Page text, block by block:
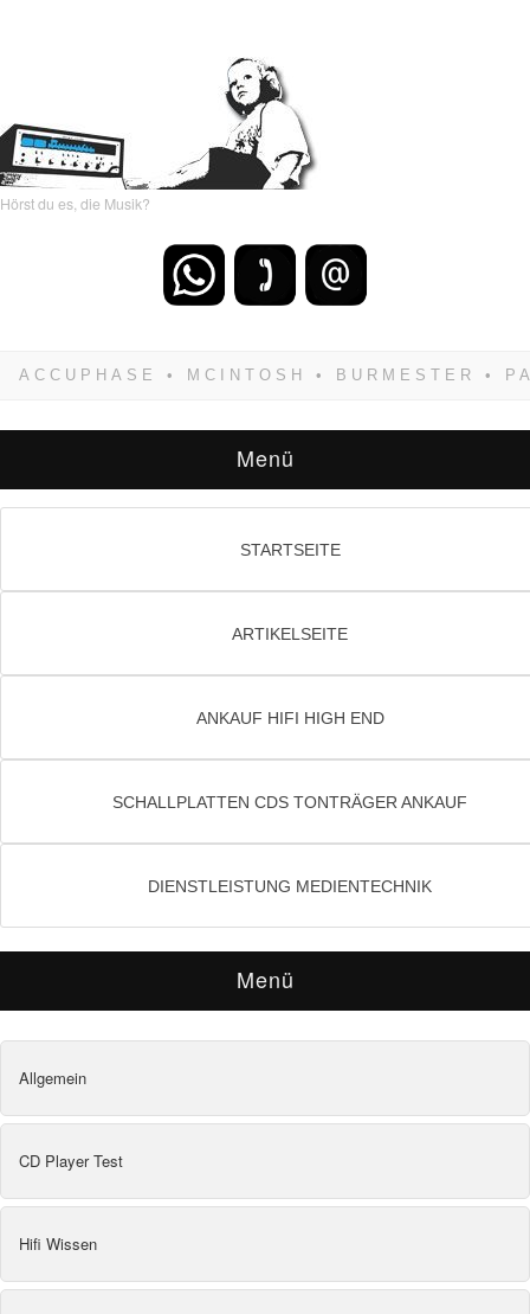
Hörst du es, die Musik?
zwangsläufig siegen! Und noch was: Hifi
Menü
STARTSEITE
ARTIKELSEITE
ANKAUF HIFI HIGH END
SCHALLPLATTEN CDS TONTRÄGER ANKAUF
DIENSTLEISTUNG MEDIENTECHNIK
Menü
Allgemein
CD Player Test
Hifi Wissen